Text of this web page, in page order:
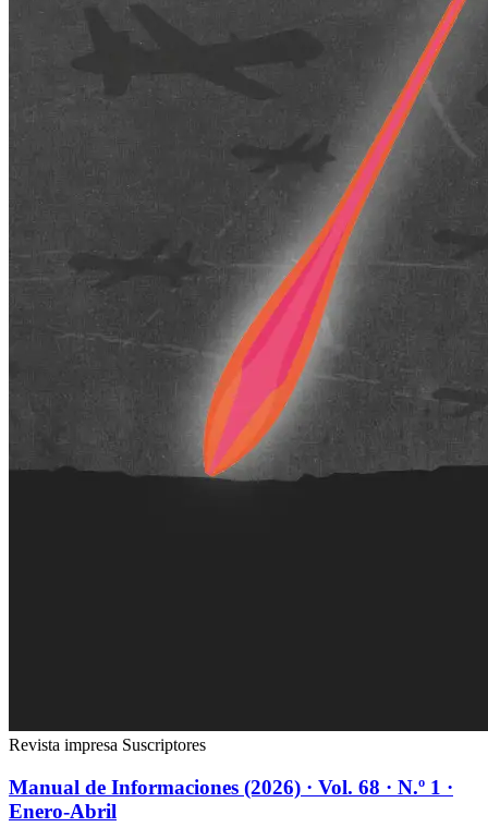
Revista impresa Suscriptores
Manual de Informaciones (2026) · Vol. 68 · N.º 1 ·
Enero-Abril